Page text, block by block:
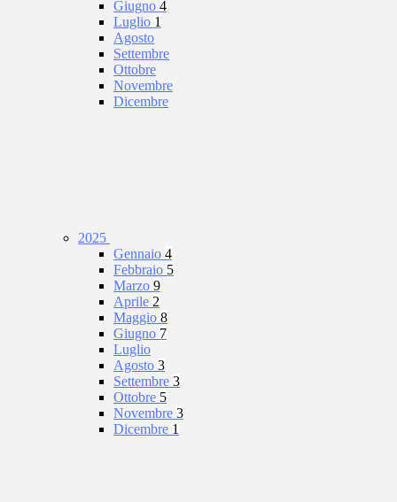
Giugno 4
Luglio 1
Agosto
Settembre
Ottobre
Novembre
Dicembre
2025
Gennaio 4
Febbraio 5
Marzo 9
Aprile 2
Maggio 8
Giugno 7
Luglio
Agosto 3
Settembre 3
Ottobre 5
Novembre 3
Dicembre 1